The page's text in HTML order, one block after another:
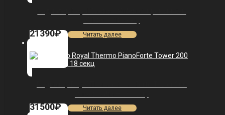
21390₽ Читать далее
31500₽ Читать далее